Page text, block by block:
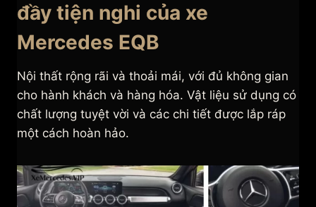
đầy tiện nghi của xe
Mercedes EQB
Nội thất rộng rãi và thoải mái, với đủ không gian
cho hành khách và hàng hóa. Vật liệu sử dụng có
chất lượng tuyệt vời và các chi tiết được lắp ráp
một cách hoàn hảo.